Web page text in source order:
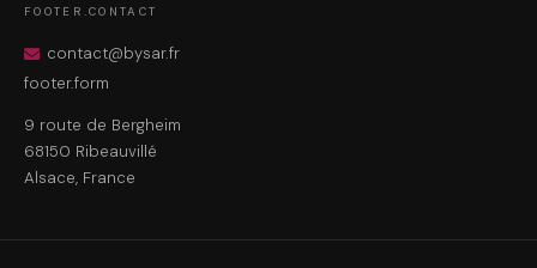
FOOTER.CONTACT
contact@bysar.fr
footer.form
9 route de Bergheim
68150 Ribeauvillé
Alsace, France